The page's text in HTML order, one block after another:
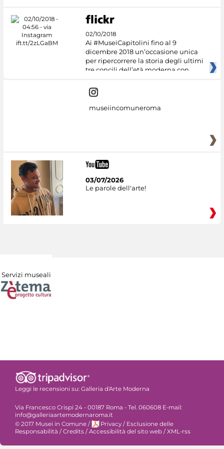
02/10/2018
Ai #MuseiCapitolini fino al 9
dicembre 2018 un’occasione unica
per ripercorrere la storia degli ultimi
tre concili dell’età moderna con
museiincomuneroma
03/07/2026
Le parole dell'arte!
Servizi museali
Leggi le recensioni su: Galleria d'Arte Moderna
Via Francesco Crispi 24 - 00187 Roma - Tel. 060608 E-mail:
info@galleriaartemodernaroma.it
© 2017 Musei in Comune / Privacy / Esclusione delle
Responsabilità /Credits /Accessibilità del sito web /XML-rss